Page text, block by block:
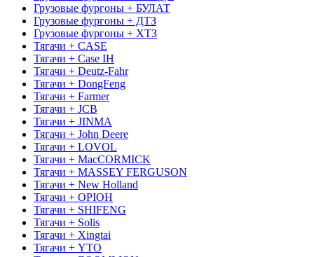
Грузовые фургоны + БУЛАТ
Грузовые фургоны + ДТЗ
Грузовые фургоны + ХТЗ
Тягачи + CASE
Тягачи + Case IH
Тягачи + Deutz-Fahr
Тягачи + DongFeng
Тягачи + Farmer
Тягачи + JCB
Тягачи + JINMA
Тягачи + John Deere
Тягачи + LOVOL
Тягачи + MacCORMICK
Тягачи + MASSEY FERGUSON
Тягачи + New Holland
Тягачи + OРІОН
Тягачи + SHIFENG
Тягачи + Solis
Тягачи + Xingtai
Тягачи + YTO